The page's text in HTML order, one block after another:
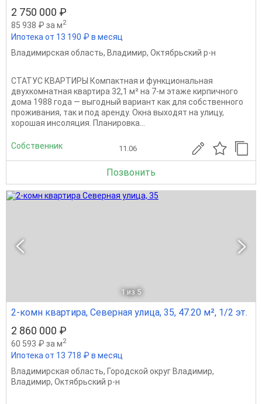
2 750 000 ₽
85 938 ₽ за м2
Ипотека от 13 190 ₽ в месяц
Владимирская область, Владимир, Октябрьский р-н
СТАТУС КВАРТИРЫ Компактная и функциональная
двухкомнатная квартира 32,1 м² на 7-м этаже кирпичного
дома 1988 года — выгодный вариант как для собственного
проживания, так и под аренду. Окна выходят на улицу,
хорошая инсоляция. Планировка...
Собственник 11.06
Позвонить
1 из 5
2-комн квартира, Северная улица, 35, 47.20 м², 1/2 эт.
2 860 000 ₽
60 593 ₽ за м2
Ипотека от 13 718 ₽ в месяц
Владимирская область, Городской округ Владимир,
Владимир, Октябрьский р-н